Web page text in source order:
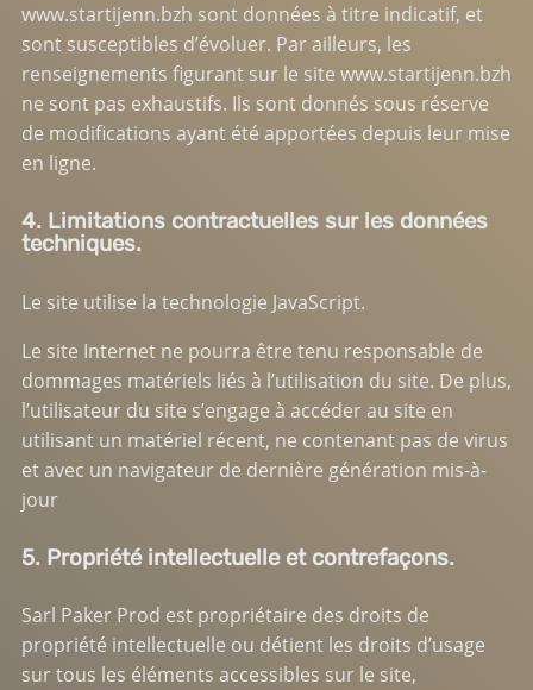
www.startijenn.bzh sont données à titre indicatif, et
sont susceptibles d’évoluer. Par ailleurs, les
renseignements figurant sur le site www.startijenn.bzh
ne sont pas exhaustifs. Ils sont donnés sous réserve
de modifications ayant été apportées depuis leur mise
en ligne.
4. Limitations contractuelles sur les données
techniques.
Le site utilise la technologie JavaScript.
Le site Internet ne pourra être tenu responsable de
dommages matériels liés à l’utilisation du site. De plus,
l’utilisateur du site s’engage à accéder au site en
utilisant un matériel récent, ne contenant pas de virus
et avec un navigateur de dernière génération mis-à-
jour
5. Propriété intellectuelle et contrefaçons.
Sarl Paker Prod est propriétaire des droits de
propriété intellectuelle ou détient les droits d’usage
sur tous les éléments accessibles sur le site,